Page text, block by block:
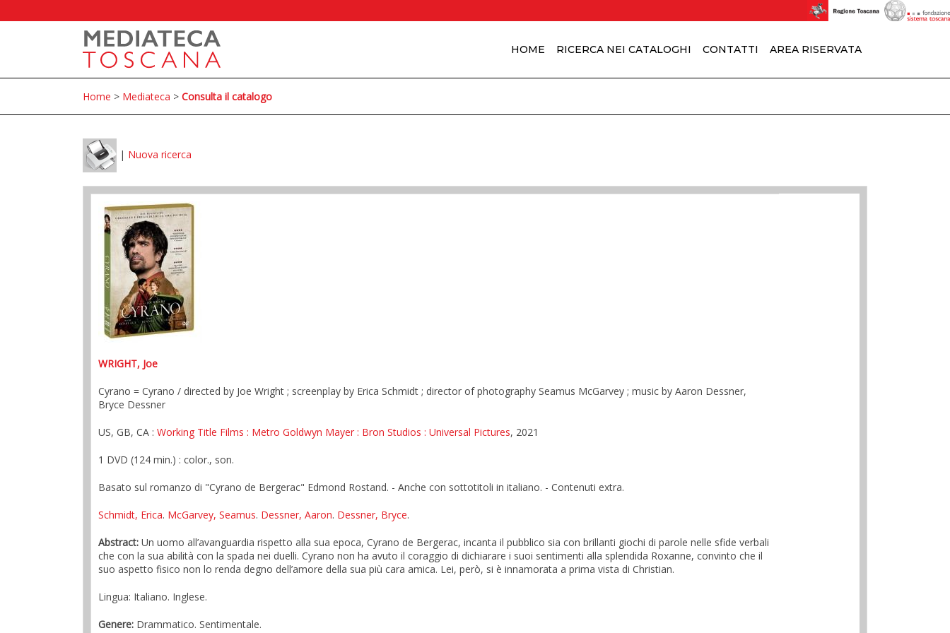
HOME RICERCA NEI CATALOGHI CONTATTI AREA RISERVATA
Home > Mediateca > Consulta il catalogo
| Nuova ricerca
WRIGHT, Joe
Cyrano = Cyrano / directed by Joe Wright ; screenplay by Erica Schmidt ; director of photography Seamus McGarvey ; music by Aaron Dessner,
Bryce Dessner
US, GB, CA : Working Title Films : Metro Goldwyn Mayer : Bron Studios : Universal Pictures, 2021
1 DVD (124 min.) : color., son.
Basato sul romanzo di "Cyrano de Bergerac" Edmond Rostand. - Anche con sottotitoli in italiano. - Contenuti extra.
Schmidt, Erica. McGarvey, Seamus. Dessner, Aaron. Dessner, Bryce.
Abstract: Un uomo all’avanguardia rispetto alla sua epoca, Cyrano de Bergerac, incanta il pubblico sia con brillanti giochi di parole nelle sfide verbali
che con la sua abilità con la spada nei duelli. Cyrano non ha avuto il coraggio di dichiarare i suoi sentimenti alla splendida Roxanne, convinto che il
suo aspetto fisico non lo renda degno dell’amore della sua più cara amica. Lei, però, si è innamorata a prima vista di Christian.
Lingua: Italiano. Inglese.
Genere: Drammatico. Sentimentale.